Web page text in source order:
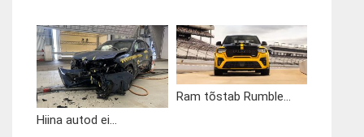
Hiina autod ei...
Ram tõstab Rumble...